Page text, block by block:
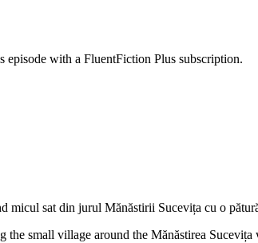
episode with a FluentFiction Plus subscription.
micul sat din jurul Mănăstirii Sucevița cu o
small village around the Mănăstirea